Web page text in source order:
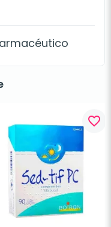
favorite_border